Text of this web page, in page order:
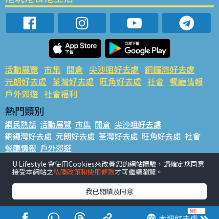
活動展覽 市集 開倉 尖沙咀好去處 銅鑼灣好去處
元朗好去處 荃灣好去處 旺角好去處 社會 餐廳情報
戶外郊遊 社會福利
熱門類別
網民熱話 活動展覽 市集 開倉 尖沙咀好去處
銅鑼灣好去處 元朗好去處 荃灣好去處 旺角好去處 社會
餐廳情報 戶外郊遊
熱門標籤
#UGO搵好去處 #人氣活動推介 #美食社群熱話
#ULifestyle應用程式
#UJetso禮物放送 #ULifestyle商戶中心 #著數 #網絡熱話
U Lifestyle 會使用Cookies來改善您的網站體驗，請確定您同意
接受本網站之私隱政策和使用條款才可繼續瀏覽。
我已閱讀及同意